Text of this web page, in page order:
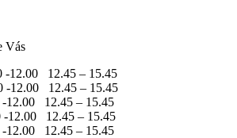
Vás
-12.00 12.45 – 15.45
12.00 12.45 – 15.45
12.45 – 15.45
12.00 12.45 – 15.45
12.45 – 15.45